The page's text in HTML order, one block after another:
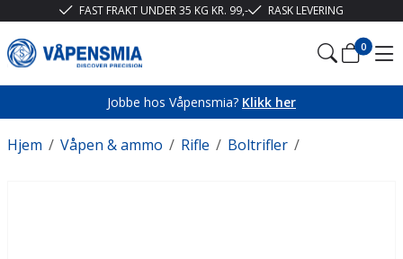
FAST FRAKT UNDER 35 KG KR. 99,- RASK LEVERING
0
Jobbe hos Våpensmia? Klikk her
/
Hjem /
Våpen & ammo /
Rifle /
Boltrifler